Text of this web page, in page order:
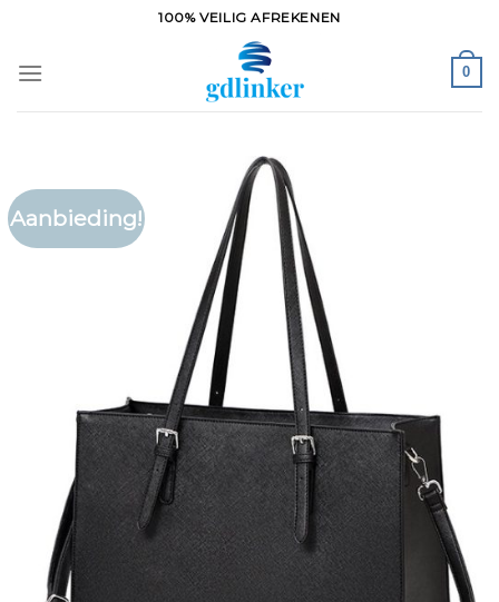
inhoud
100% VEILIG AFREKENEN
0
Aanbieding!